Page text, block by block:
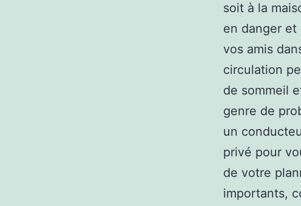
soit à la
en danger et
vos amis
circulation
de sommeil
genre de
un
privé pour
de votre
importants,